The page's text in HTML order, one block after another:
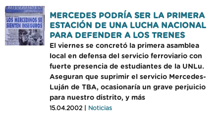
MERCEDES PODRÍA SER LA PRIMERA
ESTACIÓN DE UNA LUCHA NACIONAL
PARA DEFENDER A LOS TRENES
El viernes se concretó la primera asamblea
local en defensa del servicio ferroviario con
fuerte presencia de estudiantes de la UNLu.
Aseguran que suprimir el servicio Mercedes-
Luján de TBA, ocasionaría un grave perjuicio
para nuestro distrito, y más
15.04.2002 | Noticias